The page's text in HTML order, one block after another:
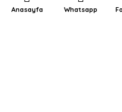
Anasayfa Whatsapp